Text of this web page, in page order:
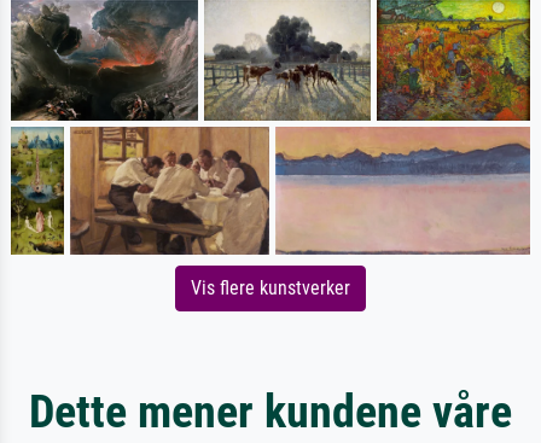
Vis flere kunstverker
Dette mener kundene våre